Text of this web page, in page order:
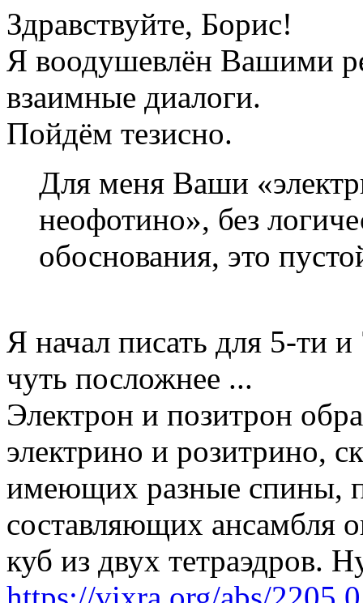
Здравствуйте, Борис!
Я воодушевлён Вашими
взаимные диалоги.
Пойдём тезисно.
Для меня Ваши
неофотино», без
обоснования, это
Я начал писать для 5-ти
чуть посложнее ...
Электрон и позитрон
электрино и розитрино,
имеющих разные спины,
составляющих ансамбля
куб из двух тетраэдров.